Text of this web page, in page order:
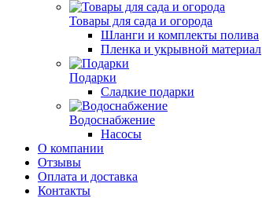
Товары для сада и огорода
Шланги и комплекты полива
Пленка и укрывной материал
Подарки
Cладкие подарки
Водоснабжение
Насосы
О компании
Отзывы
Оплата и доставка
Контакты